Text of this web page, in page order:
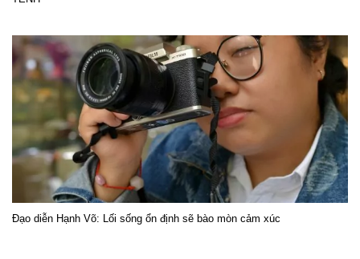
Đạo diễn Hạnh Võ: Lối sống ổn định sẽ bào mòn cảm xúc